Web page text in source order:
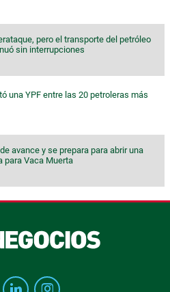
pero el transporte del petróleo
sin interrupciones
una YPF entre las 20 petroleras más
avance y se prepara para abrir una
para Vaca Muerta